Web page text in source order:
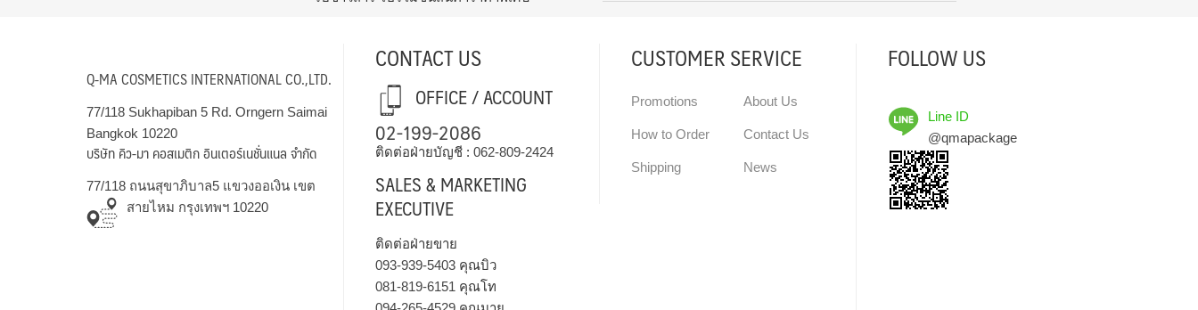
Q-MA COSMETICS INTERNATIONAL CO.,LTD.
77/118 Sukhapiban 5 Rd. Orngern Saimai
Bangkok 10220
บริษัท คิว-มา คอสเมติก อินเตอร์เนชั่นแนล จำกัด
77/118 ถนนสุขาภิบาล5 แขวงออเงิน เขต
สายไหม กรุงเทพฯ 10220
CONTACT US
OFFICE / ACCOUNT
02-199-2086
ติดต่อฝ่ายบัญชี : 062-809-2424
SALES & MARKETING
EXECUTIVE
ติดต่อฝ่ายขาย
093-939-5403คุณบิว
081-819-6151 คุณโท
CUSTOMER SERVICE
Promotions
How to Order
Shipping
About Us
Contact Us
News
FOLLOW US
Line ID
@qmapackage